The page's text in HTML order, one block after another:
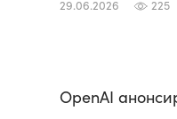
29.06.2026 225
OpenAI